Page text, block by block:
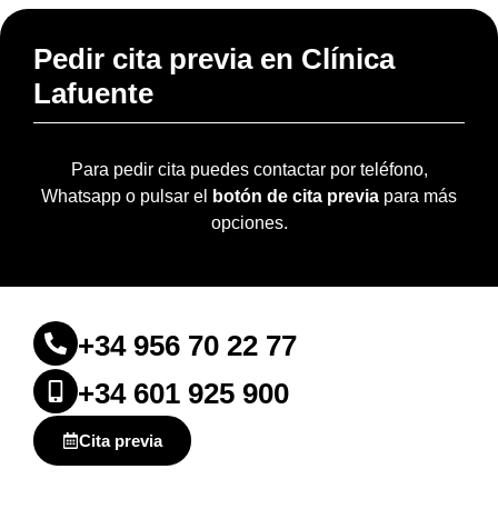
Pedir cita previa en Clínica
Lafuente
Para pedir cita puedes contactar por teléfono,
Whatsapp o pulsar el
botón de cita previa para más
opciones.
+34 956 70 22 77
+34 601 925 900
Cita previa